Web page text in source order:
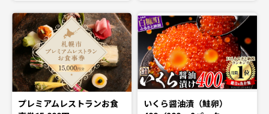
プレミアムレストランお食
いくら醤油漬（鮭卵）